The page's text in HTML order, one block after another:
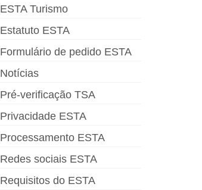
ESTA Turismo
Estatuto ESTA
Formulário de pedido ESTA
Notícias
Pré-verificação TSA
Privacidade ESTA
Processamento ESTA
Redes sociais ESTA
Requisitos do ESTA